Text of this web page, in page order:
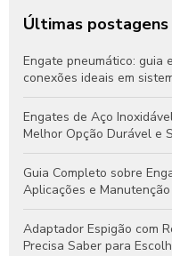
Últimas postagens
Engate pneumático: guia
conexões ideais em
Engates de Aço
Melhor Opção Durável e
Guia Completo sobre
Aplicações e Manutenção
Adaptador Espigão com
Precisa Saber para